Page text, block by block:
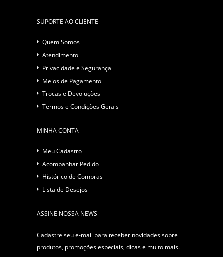
SUPORTE AO CLIENTE
Quem Somos
Atendimento
Privacidade e Segurança
Meios de Pagamento
Trocas e Devoluções
Termos e Condições Gerais
MINHA CONTA
Meu Cadastro
Acompanhar Pedido
Histórico de Compras
Lista de Desejos
ASSINE NOSSA NEWS
Cadastre seu e-mail para receber novidades sobre
produtos, promoções especiais, dicas e muito mais.